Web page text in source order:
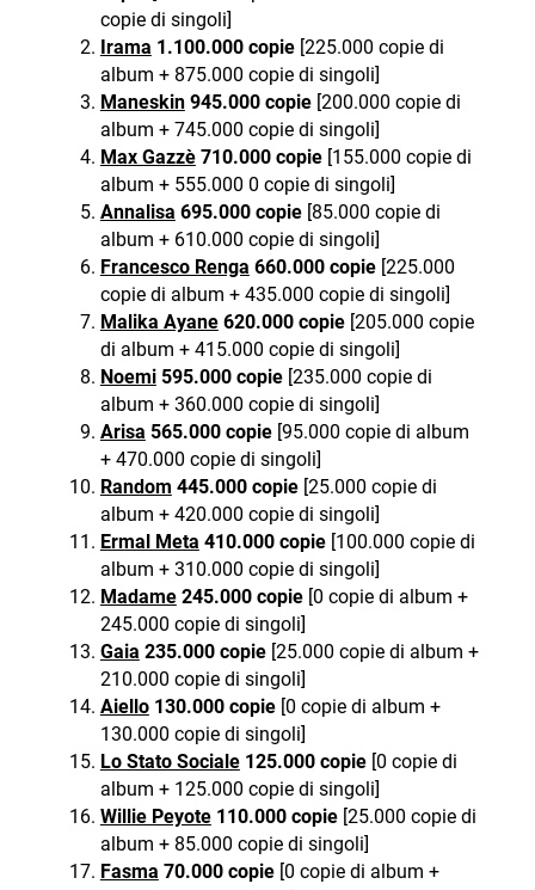
copie di singoli]
Irama 1.100.000 copie[225.000 copie di
album + 875.000 copie di singoli]
Maneskin945.000 copie [200.000 copie di
album + 745.000 copie di singoli]
Max Gazzè 710.000 copie [155.000 copie di
album + 555.000 0 copie di singoli]
Annalisa 695.000 copie[85.000 copie di
album + 610.000 copie di singoli]
Francesco Renga 660.000 copie [225.000
copie di album + 435.000 copie di singoli]
Malika Ayane620.000 copie [205.000 copie
di album + 415.000 copie di singoli]
Noemi595.000 copie[235.000 copie di
album + 360.000 copie di singoli]
Arisa 565.000 copie [95.000 copie di album
+ 470.000 copie di singoli]
Random 445.000 copie [25.000 copie di
album + 420.000 copie di singoli]
Ermal Meta 410.000 copie [100.000 copie di
album + 310.000 copie di singoli]
Madame245.000 copie [0 copie di album +
245.000 copie di singoli]
Gaia 235.000 copie[25.000 copie di album +
210.000 copie di singoli]
Aiello130.000 copie [0 copie di album +
130.000 copie di singoli]
Lo Stato Sociale125.000 copie [0 copie di
album + 125.000 copie di singoli]
Willie Peyote110.000 copie [25.000 copie di
album + 85.000 copie di singoli]
Fasma 70.000 copie [0 copie di album +